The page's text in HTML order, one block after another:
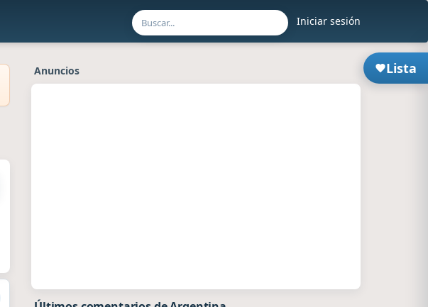
Iniciar sesión
Lista
Anuncios